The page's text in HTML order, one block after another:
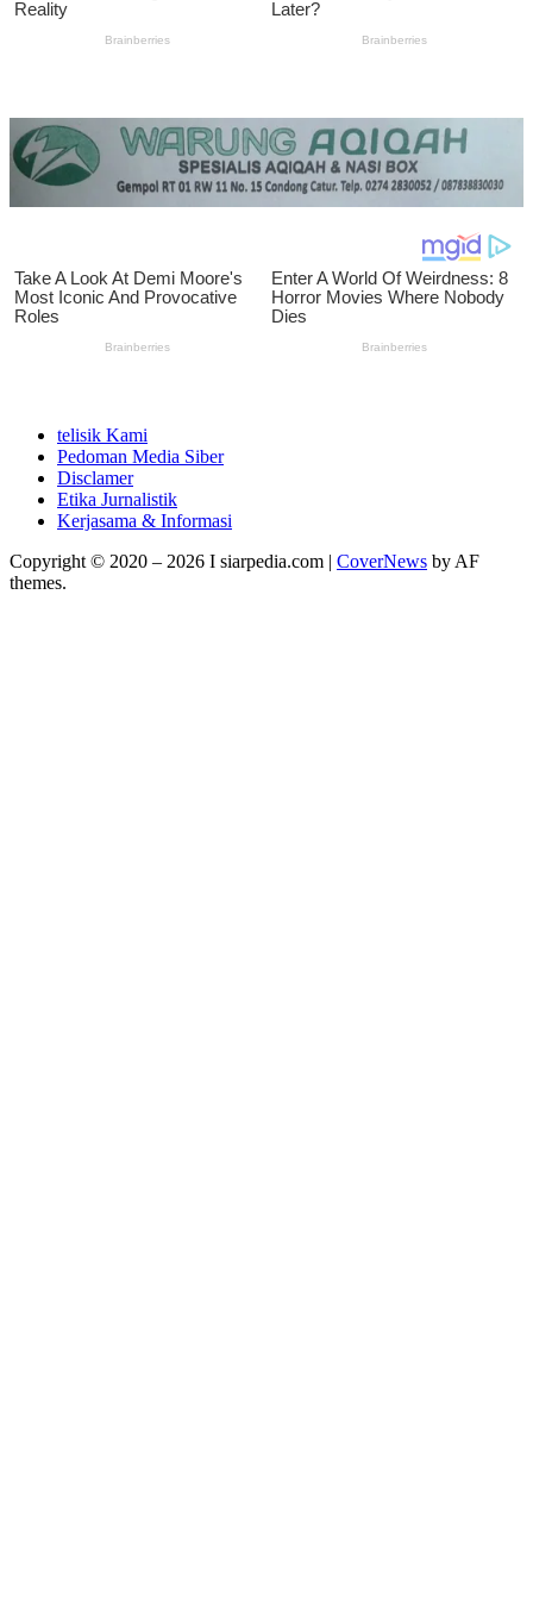
telisik Kami
Pedoman Media Siber
Disclamer
Etika Jurnalistik
Kerjasama & Informasi
Copyright © 2020 – 2026 I siarpedia.com | CoverNews by AF
themes.